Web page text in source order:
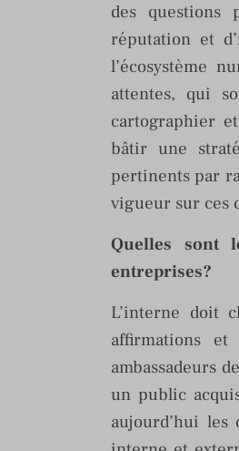
des questions
réputation et
l’écosystème
attentes, qui
cartographier
bâtir une
pertinents par
vigueur sur ces
Quelles sont
entreprises?
L’interne doit
affirmations
ambassadeurs
un public
aujourd’hui les